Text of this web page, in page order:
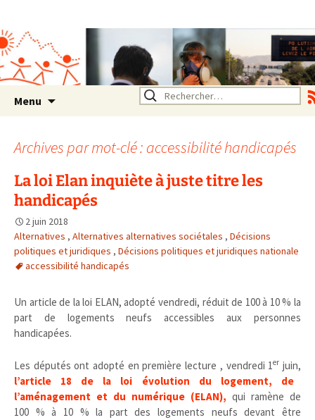
Rhône Alpes
Un environnement sain pour
la santé de tous
Menu Rechercher :
Archives par mot-clé : accessibilité handicapés
La loi Elan inquiète à juste titre les
handicapés
2 juin 2018
Alternatives , Alternatives alternatives sociétales , Décisions
politiques et juridiques , Décisions politiques et juridiques nationale
accessibilité handicapés
Un article de la loi ELAN, adopté vendredi, réduit de 100 à 10 % la
part de logements neufs accessibles aux personnes
handicapées.
Les députés ont adopté en première lecture , vendredi 1er juin,
l’article 18 de la loi évolution du logement, de
l’aménagement et du numérique (ELAN), qui ramène de
100 % à 10 % la part des logements neufs devant être